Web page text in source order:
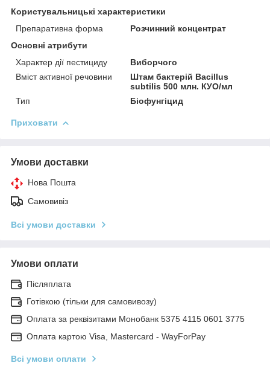
Користувальницькі характеристики
Препаративна форма
Розчинний концентрат
Основні атрибути
Характер дії пестициду
Виборчого
Вміст активної речовини
Штам бактерій Bacillus
subtilis 500 млн. КУО/мл
Тип
Біофунгіцид
Приховати
Умови доставки
Нова Пошта
Самовивіз
Всі умови доставки
Умови оплати
Післяплата
Готівкою (тільки для самовивозу)
Оплата за реквізитами Монобанк 5375 4115 0601 3775
Оплата картою Visa, Mastercard - WayForPay
Всі умови оплати